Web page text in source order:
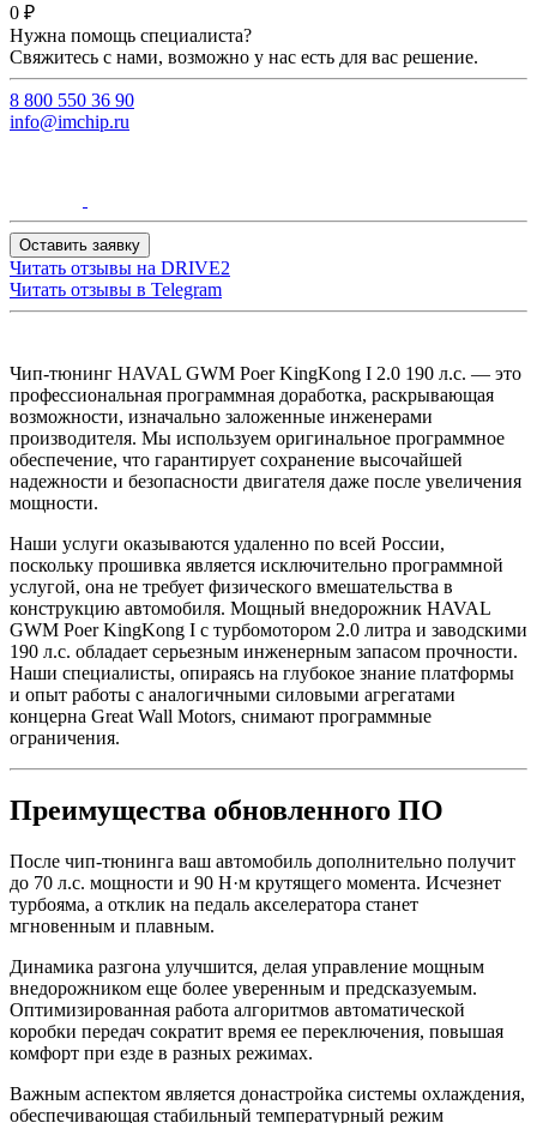
0 ₽
Нужна помощь специалиста?
Свяжитесь с нами, возможно у нас есть для вас решение.
8 800 550 36 90
info@imchip.ru
Оставить заявку
Читать отзывы на DRIVE2
Читать отзывы в Telegram
Чип-тюнинг HAVAL GWM Poer KingKong I 2.0 190 л.с. — это
профессиональная программная доработка, раскрывающая
возможности, изначально заложенные инженерами
производителя. Мы используем оригинальное программное
обеспечение, что гарантирует сохранение высочайшей
надежности и безопасности двигателя даже после увеличения
мощности.
Наши услуги оказываются удаленно по всей России,
поскольку прошивка является исключительно программной
услугой, она не требует физического вмешательства в
конструкцию автомобиля. Мощный внедорожник HAVAL
GWM Poer KingKong I с турбомотором 2.0 литра и заводскими
190 л.с. обладает серьезным инженерным запасом прочности.
Наши специалисты, опираясь на глубокое знание платформы
и опыт работы с аналогичными силовыми агрегатами
концерна Great Wall Motors, снимают программные
ограничения.
Преимущества обновленного ПО
После чип-тюнинга ваш автомобиль дополнительно получит
до 70 л.с. мощности и 90 Н·м крутящего момента. Исчезнет
турбояма, а отклик на педаль акселератора станет
мгновенным и плавным.
Динамика разгона улучшится, делая управление мощным
внедорожником еще более уверенным и предсказуемым.
Оптимизированная работа алгоритмов автоматической
коробки передач сократит время ее переключения, повышая
комфорт при езде в разных режимах.
Важным аспектом является донастройка системы охлаждения,
обеспечивающая стабильный температурный режим